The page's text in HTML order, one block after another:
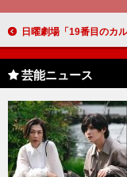
日曜劇場「19番目のカルテ」「小芝風花、木村佳乃に続いて、真剣佑も松潤ワールドに引きずり込まれたな」「津田健次郎さんは、この役と
芸能ニュース